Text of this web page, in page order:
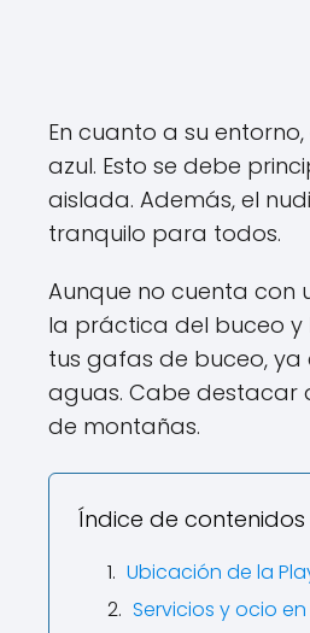
En cuanto a su
azul. Esto se debe
aislada. Además, el
tranquilo para todos.
Aunque no cuenta con
la práctica del buceo y
tus gafas de buceo,
aguas. Cabe destacar
de montañas.
Índice de contenidos
Ubicación de la
Servicios y ocio